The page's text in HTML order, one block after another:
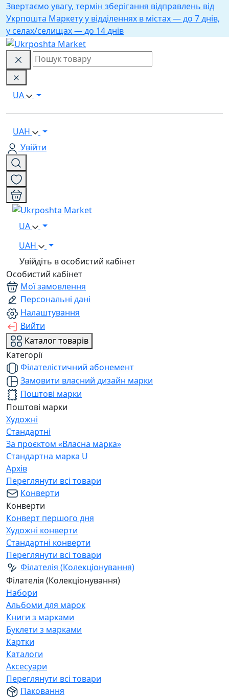
Звертаємо увагу, термін зберігання відправлень від
Укрпошта Маркету у відділеннях в містах — до 7 днів,
у селах/селищах — до 14 днів
UA
UAH
Увійти
UA
UAH
Увійдіть в особистий кабінет
Особистий кабінет
Мої замовлення
Персональні дані
Налаштування
Вийти
Каталог товарів
Категорії
Філателістичний абонемент
Замовити власний дизайн марки
Поштові марки
Поштові марки
Художні
Стандартні
За проєктом «Власна марка»
Стандартна марка U
Архів
Переглянути всі товари
Конверти
Конверти
Конверт першого дня
Художні конверти
Стандартні конверти
Переглянути всі товари
Філателія (Колекціонування)
Філателія (Колекціонування)
Набори
Альбоми для марок
Книги з марками
Буклети з марками
Картки
Каталоги
Аксесуари
Переглянути всі товари
Паковання